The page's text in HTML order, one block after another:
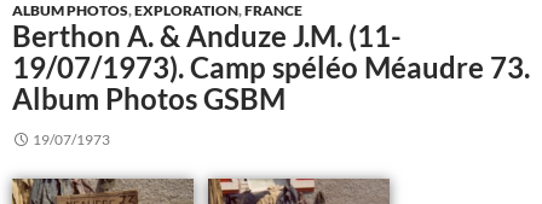
ALBUM PHOTOS,EXPLORATION,FRANCE
Berthon A. & Anduze J.M. (11-
19/07/1973). Camp spéléo Méaudre 73.
Album Photos GSBM
19/07/1973